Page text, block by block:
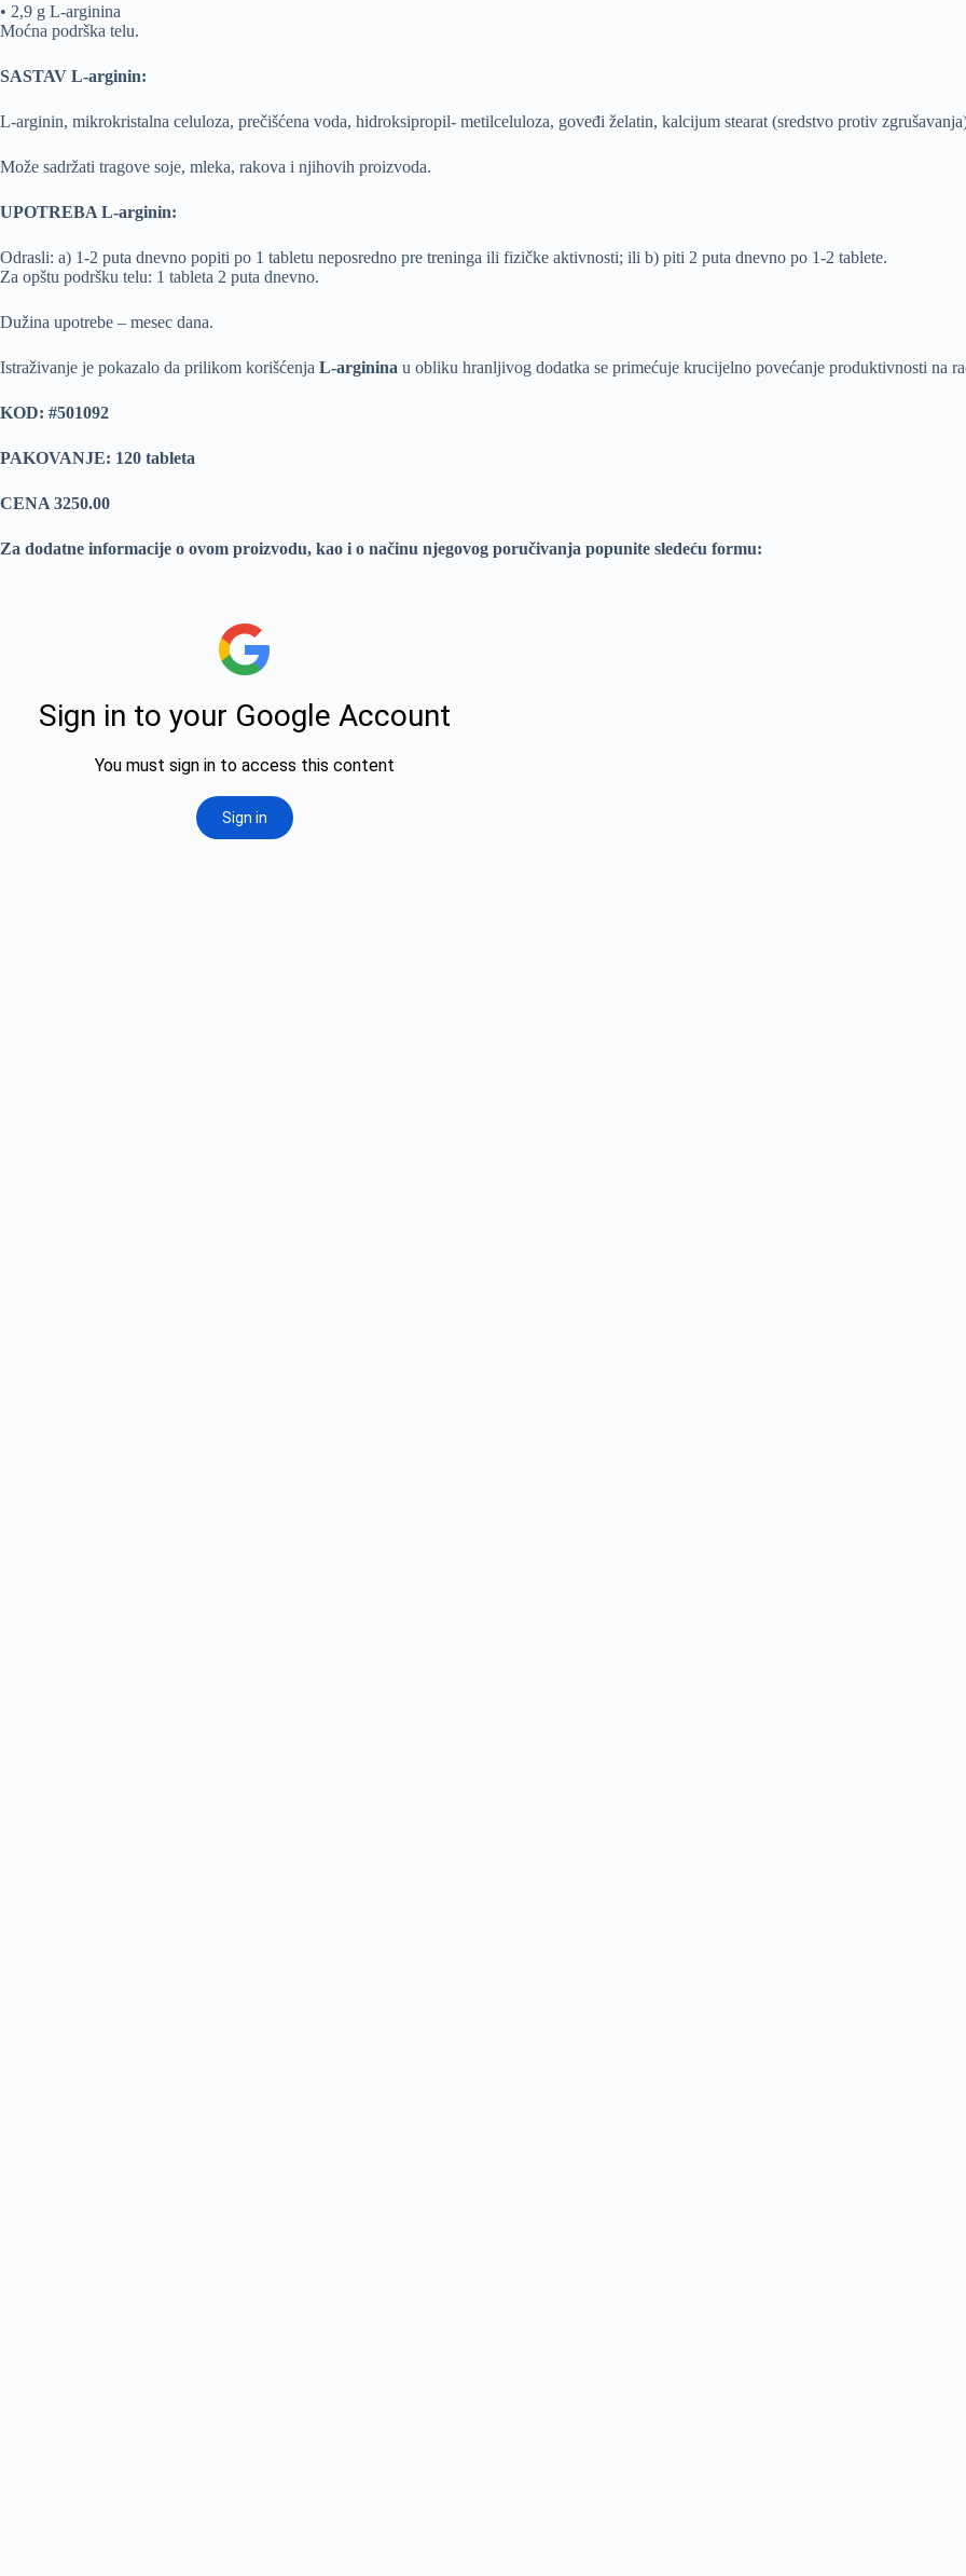
• 2,9 g L-arginina
Moćna podrška telu.
SASTAV L-arginin:
L-arginin, mikrokristalna celuloza, prečišćena voda, hidroksipropil- metilceluloza, goveđi želatin, kalcijum stearat (sredstvo protiv
Može sadržati tragove soje, mleka, rakova i njihovih proizvoda.
UPOTREBA L-arginin:
Odrasli: a) 1-2 puta dnevno popiti po 1 tabletu neposredno pre treninga ili fizičke aktivnosti; ili b) piti 2 puta dnevno po 1-2 tablete.
Za opštu podršku telu: 1 tableta 2 puta dnevno.
Dužina upotrebe – mesec dana.
Istraživanje je pokazalo da prilikom korišćenja L-arginina u obliku hranljivog dodatka se primećuje krucijelno povećanje produktivnosti na
KOD: #501092
PAKOVANJE: 120 tableta
CENA 3250.00
Za dodatne informacije o ovom proizvodu, kao i o načinu njegovog poručivanja popunite sledeću formu: